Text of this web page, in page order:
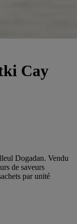
Cay
Dogadan. Vendu
de saveurs
par unité